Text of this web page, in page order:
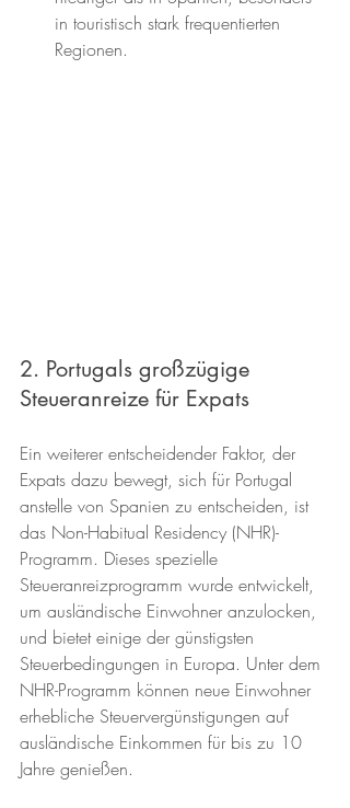
in touristisch stark frequentierten
Regionen.
2. Portugals großzügige
Steueranreize für Expats
Ein weiterer entscheidender Faktor, der
Expats dazu bewegt, sich für Portugal
anstelle von Spanien zu entscheiden, ist
das Non-Habitual Residency (NHR)-
Programm. Dieses spezielle
Steueranreizprogramm wurde entwickelt,
um ausländische Einwohner anzulocken,
und bietet einige der günstigsten
Steuerbedingungen in Europa. Unter dem
NHR-Programm können neue Einwohner
erhebliche Steuervergünstigungen auf
ausländische Einkommen für bis zu 10
Jahre genießen.